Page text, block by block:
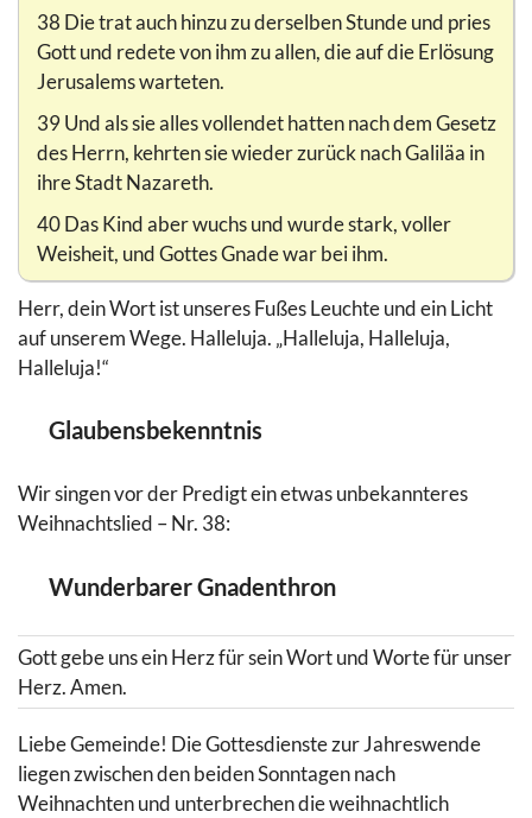
38 Die trat auch hinzu zu derselben Stunde und pries
Gott und redete von ihm zu allen, die auf die Erlösung
Jerusalems warteten.
39 Und als sie alles vollendet hatten nach dem Gesetz
des Herrn, kehrten sie wieder zurück nach Galiläa in
ihre Stadt Nazareth.
40 Das Kind aber wuchs und wurde stark, voller
Weisheit, und Gottes Gnade war bei ihm.
Herr, dein Wort ist unseres Fußes Leuchte und ein Licht
auf unserem Wege. Halleluja. „Halleluja, Halleluja,
Halleluja!“
Glaubensbekenntnis
Wir singen vor der Predigt ein etwas unbekannteres
Weihnachtslied – Nr. 38:
Wunderbarer Gnadenthron
Gott gebe uns ein Herz für sein Wort und Worte für unser
Herz. Amen.
Liebe Gemeinde! Die Gottesdienste zur Jahreswende
liegen zwischen den beiden Sonntagen nach
Weihnachten und unterbrechen die weihnachtlich